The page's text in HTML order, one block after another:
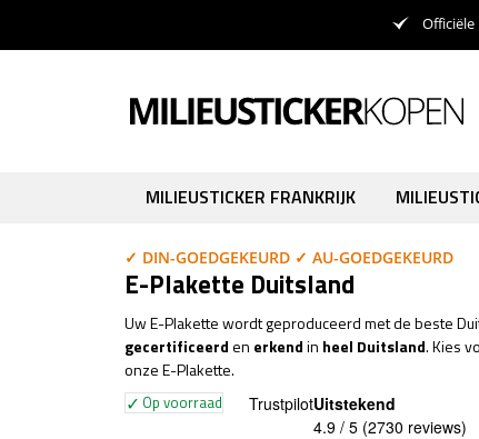
Officiële
MILIEUSTICKER FRANKRIJK
✓ DIN-GOEDGEKEURD ✓ AU-GOEDGEKEURD
E-Plakette Duitsland
Uw E-Plakette wordt geproduceerd met de beste
gecertificeerden erkendin heel Duitsland. Kies
onze E-Plakette.
Op voorraad TrustpilotUitstekend
4.9 / 5 (2730 reviews)